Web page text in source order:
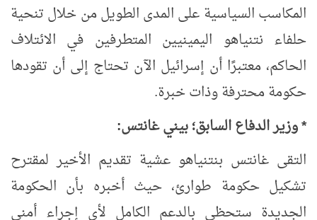
المكاسب السياسية على المدى الطويل من خلال تنحية
حلفاء نتنياهو اليمينيين المتطرفين في الائتلاف
الحاكم، معتبرًا أن إسرائيل الآن تحتاج إلى أن تقودها
حكومة محترفة وذات خبرة.
* وزير الدفاع السابق؛ بيني غانتس:
التقى غانتس بنتنياهو عشية تقديم الأخير لمقترح
تشكيل حكومة طوارئ، حيث أخبره بأن الحكومة
الجديدة ستحظى بالدعم الكامل لأي إجراء أمني